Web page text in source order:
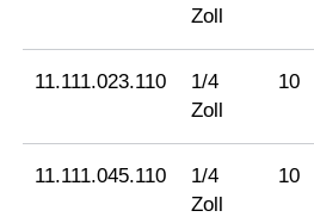
Zoll
11.111.023.110
1/4
Zoll
10
11.111.045.110
1/4
Zoll
10